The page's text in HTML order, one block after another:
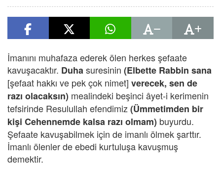
İmanını muhafaza ederek ölen herkes şefaate
kavuşacaktır. Duhasuresinin (Elbette Rabbin sana
[şefaat hakkı ve pek çok nimet] verecek, sen de
razı olacaksın) mealindeki beşinci âyet-i kerimenin
tefsirinde Resulullah efendimiz (Ümmetimden bir
kişi Cehennemde kalsa razı olmam) buyurdu.
Şefaate kavuşabilmek için de imanlı ölmek şarttır.
İmanlı ölenler de ebedi kurtuluşa kavuşmuş
demektir.